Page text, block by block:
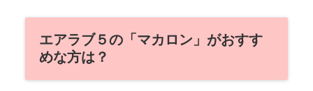
エアラブ５の「マカロン」がおすす
めな方は？